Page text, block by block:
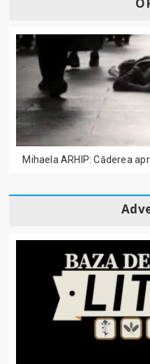
Mihaela ARHIP: Căderea